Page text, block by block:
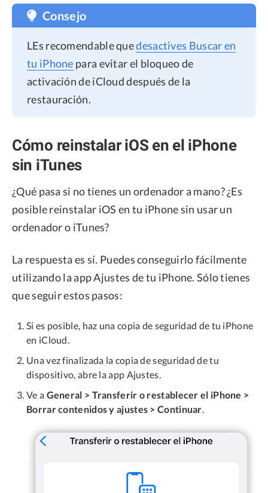
Consejo
LEs recomendable quedesactives Buscar en
tu iPhone para evitar el bloqueo de
activación de iCloud después de la
restauración.
Cómo reinstalar iOS en el iPhone
sin iTunes
¿Qué pasa si no tienes un ordenador a mano? ¿Es
posible reinstalar iOS en tu iPhone sin usar un
ordenador o iTunes?
La respuesta es sí. Puedes conseguirlo fácilmente
utilizando la app Ajustes de tu iPhone. Sólo tienes
que seguir estos pasos:
Si es posible, haz una copia de seguridad de tu iPhone
en iCloud.
Una vez finalizada la copia de seguridad de tu
dispositivo, abre la app Ajustes.
Ve a General > Transferir o restablecer el iPhone >
Borrar contenidos y ajustes > Continuar